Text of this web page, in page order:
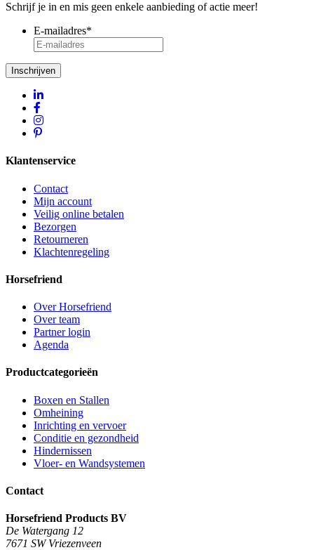
Schrijf je in en mis geen enkele aanbieding of actie meer!
E-mailadres*
Inschrijven
Klantenservice
Contact
Mijn account
Veilig online betalen
Bezorgen
Retourneren
Klachtenregeling
Horsefriend
Over Horsefriend
Over team
Partner login
Agenda
Productcategorieën
Boxen en Stallen
Omheining
Inrichting en vervoer
Conditie en gezondheid
Hindernissen
Vloer- en Wandsystemen
Contact
Horsefriend Products BV
De Watergang 12
7671 SW Vriezenveen